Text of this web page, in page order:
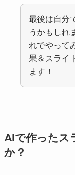
最後は自分
うかもしれ
れでやって
果＆スライ
ます！
AIで作ったス
か？